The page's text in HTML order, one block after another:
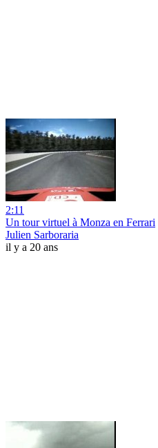
2:11
Un tour virtuel à Monza en Ferrari
Julien Sarboraria
il y a 20 ans